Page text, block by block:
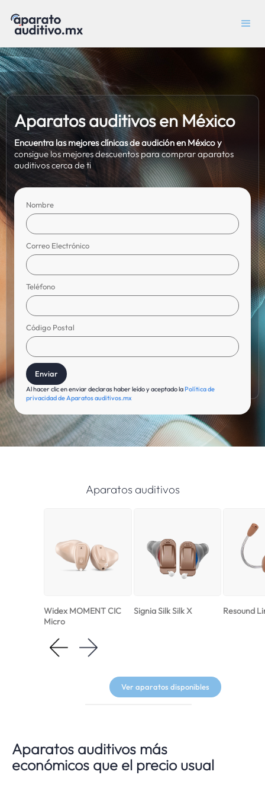
Aparatos auditivos en México
Encuentra las mejores clínicas de audición en México y
consigue los mejores descuentos para comprar aparatos
auditivos cerca de ti
Nombre
Correo Electrónico
Teléfono
Código Postal
Al hacer clic en enviar declaras haber leído y aceptado laPolítica de
privacidad de Aparatos auditivos.mx
Aparatos auditivos
Widex MOMENT CIC
Micro
Signia Silk Silk X Resound
Ver aparatos disponibles
Aparatos auditivos más
económicos que el precio usual